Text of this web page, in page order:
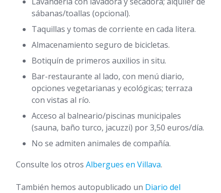
sábanas/toallas (opcional).
Taquillas y tomas de corriente en cada litera.
Almacenamiento seguro de bicicletas.
Botiquín de primeros auxilios in situ.
Bar-restaurante al lado, con menú diario,
opciones vegetarianas y ecológicas; terraza
con vistas al río.
Acceso al balneario/piscinas municipales
(sauna, baño turco, jacuzzi) por 3,50 euros/día.
No se admiten animales de compañía.
Consulte los otros Albergues en Villava.
También hemos autopublicado un Diario del